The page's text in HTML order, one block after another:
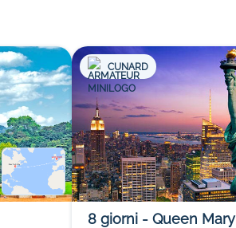
CUNARD
8 giorni - Queen